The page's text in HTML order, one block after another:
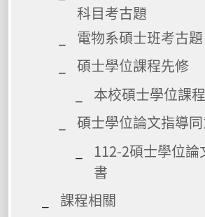
科目考古題
電物系碩士班考古題
碩士學位課程先修
本校碩士學位課
碩士學位論文指導
112-2碩士學位論
書
課程相關